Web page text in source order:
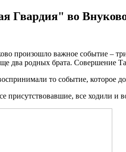
Гвардия" во
произошло важное событие –
два родных брата. Совершение
то событие, которое
присутствовавшие, все ходили